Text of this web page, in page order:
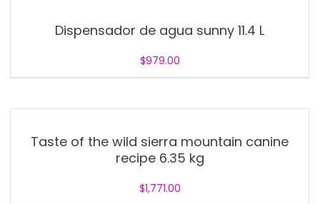
Dispensador de agua sunny 11.4 L
$979.00
Taste of the wild sierra mountain canine
recipe 6.35 kg
$1,771.00